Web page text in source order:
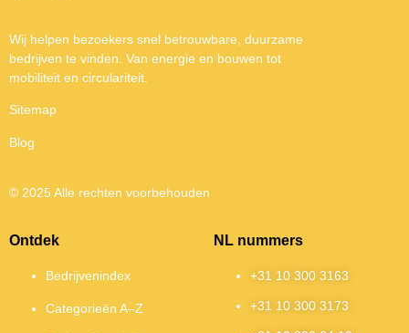
Wij helpen bezoekers snel betrouwbare, duurzame
bedrijven te vinden. Van energie en bouwen tot
mobiliteit en circulariteit.
Sitemap
Blog
© 2025 Alle rechten voorbehouden
Ontdek
Bedrijvenindex
Categorieën A–Z
NL nummers
+31 10 300 3163
+31 10 300 3173